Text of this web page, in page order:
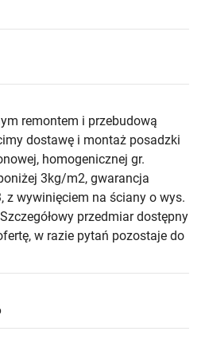
remontem i przebudową
dostawę i montaż posadzki
homogenicznej gr.
3kg/m2, gwarancja
z wywinięciem na ściany o wys.
przedmiar dostępny
w razie pytań pozostaje do